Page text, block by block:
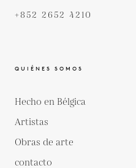
+852 2652 4210
QUIÉNES SOMOS
Hecho en Bélgica
Artistas
Obras de arte
contacto